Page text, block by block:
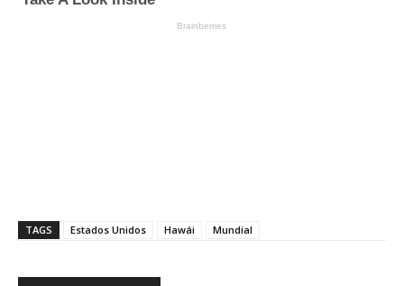
TAGS Estados Unidos Hawái Mundial